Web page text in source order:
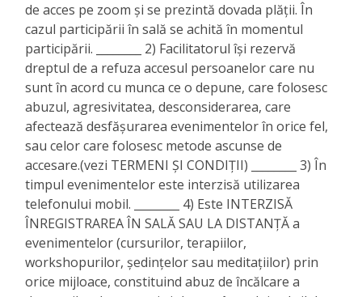
de acces pe zoom și se prezintă dovada plății. În
cazul participării în sală se achită în momentul
participării. ________ 2) Facilitatorul își rezervă
dreptul de a refuza accesul persoanelor care nu
sunt în acord cu munca ce o depune, care folosesc
abuzul, agresivitatea, desconsiderarea, care
afectează desfășurarea evenimentelor în orice fel,
sau celor care folosesc metode ascunse de
accesare.(vezi TERMENI ȘI CONDIȚII) ________ 3) În
timpul evenimentelor este interzisă utilizarea
telefonului mobil. ________ 4) Este INTERZISĂ
ÎNREGISTRAREA ÎN SALĂ SAU LA DISTANȚĂ a
evenimentelor (cursurilor, terapiilor,
workshopurilor, ședințelor sau meditațiilor) prin
orice mijloace, constituind abuz de încălcare a